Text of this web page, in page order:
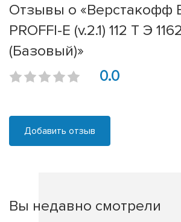
Отзывы о «Верстакофф
PROFFI-E (v.2.1) 112 Т Э
(Базовый)»
0.0
Добавить отзыв
Вы недавно смотрели